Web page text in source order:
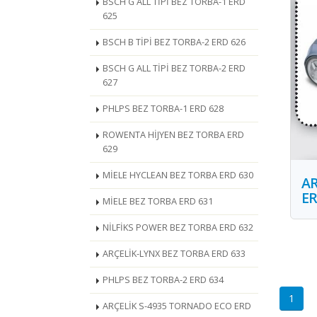
625
BSCH B TİPİ BEZ TORBA-2 ERD 626
BSCH G ALL TİPİ BEZ TORBA-2 ERD
627
PHLPS BEZ TORBA-1 ERD 628
ROWENTA HİJYEN BEZ TORBA ERD
629
MİELE HYCLEAN BEZ TORBA ERD 630
MİELE BEZ TORBA ERD 631
NİLFİKS POWER BEZ TORBA ERD 632
ARÇELİK-LYNX BEZ TORBA ERD 633
PHLPS BEZ TORBA-2 ERD 634
ARÇELİK S-4935 TORNADO ECO ERD
1